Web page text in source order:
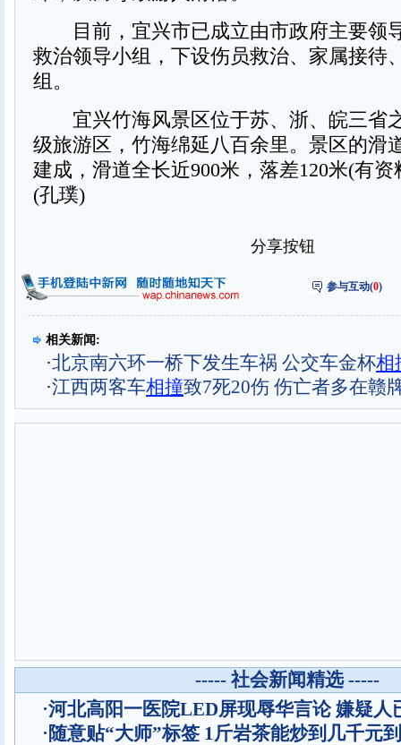
目前，宜兴市已成立由市政府主要领
救治领导小组，下设伤员救治、家属接待
组。
宜兴竹海风景区位于苏、浙、皖三省
级旅游区，竹海绵延八百余里。景区的滑
建成，滑道全长近900米，落差120米(有资
(孔璞)
分享按钮
参与互动(0)
相关新闻:
·北京南六环一桥下发生车祸 公交车金杯相
·江西两客车相撞致7死20伤 伤亡者多在赣
----- 社会新闻精选 -----
·河北高阳一医院LED屏现辱华言论 嫌疑人
·随意贴“大师”标签 1斤岩茶能炒到几千元